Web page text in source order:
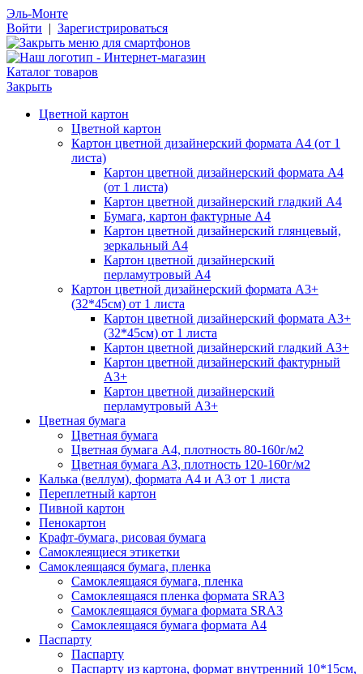
Эль-Монте
Войти | Зарегистрироваться
Каталог товаров
Закрыть
Цветной картон
Цветной картон
Картон цветной дизайнерский формата А4 (от 1
листа)
Картон цветной дизайнерский формата А4
(от 1 листа)
Картон цветной дизайнерский гладкий А4
Бумага, картон фактурные А4
Картон цветной дизайнерский глянцевый,
зеркальный А4
Картон цветной дизайнерский
перламутровый А4
Картон цветной дизайнерский формата А3+
(32*45см) от 1 листа
Картон цветной дизайнерский формата А3+
(32*45см) от 1 листа
Картон цветной дизайнерский гладкий А3+
Картон цветной дизайнерский фактурный
А3+
Картон цветной дизайнерский
перламутровый А3+
Цветная бумага
Цветная бумага
Цветная бумага А4, плотность 80-160г/м2
Цветная бумага А3, плотность 120-160г/м2
Калька (веллум), формата А4 и А3 от 1 листа
Переплетный картон
Пивной картон
Пенокартон
Крафт-бумага, рисовая бумага
Самоклеящиеся этикетки
Самоклеящаяся бумага, пленка
Самоклеящаяся бумага, пленка
Самоклеящаяся пленка формата SRА3
Самоклеящаяся бумага формата SRА3
Самоклеящаяся бумага формата А4
Паспарту
Паспарту
Паспарту из картона, формат внутренний 10*15см,